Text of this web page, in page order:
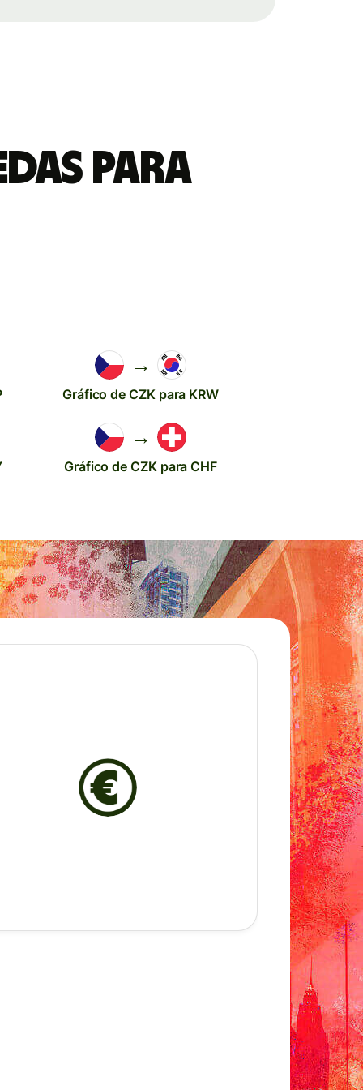
para
→
Gráfico de CZK para KRW
→
Gráfico de CZK para CHF